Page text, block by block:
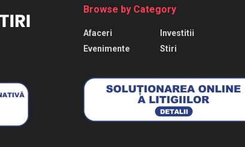
Browse by Category
Afaceri
Evenimente
Investitii
Stiri